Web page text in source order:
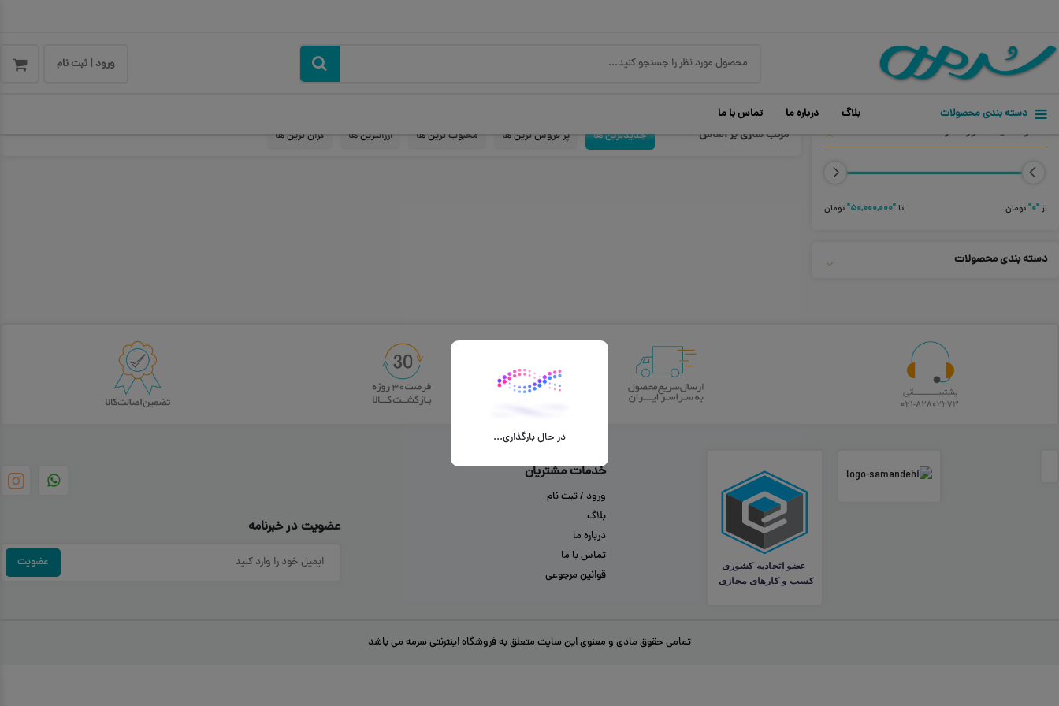
ورود | ثبت نام
دسته بندی محصولات بلاگ درباره ما تماس با ما
محدوده قیمت مورد نظر
از"۰" تومان تا"۵۰,۰۰۰,۰۰۰" تومان
دسته بندی محصولات
مرتب سازی بر اساس جدیدترین ها پر فروش ترین ها محبوب ترین ها ارزانترین ها گران ترین ها
خدمات مشتریان
ورود / ثبت نام
بلاگ
درباره ما
تماس با ما
قوانین مرجوعی
عضویت در خبرنامه
تمامی حقوق مادی و معنوی این سایت متعلق به فروشگاه اینترنتی سرمه می باشد
در حال بارگذاری...